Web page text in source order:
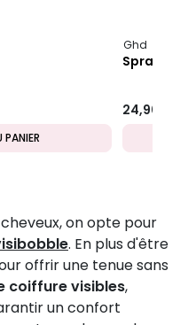
Ghd
Spray
24,90 €
on opte pour
. En plus d'être
offrir une tenue sans
coiffure visibles,
un confort